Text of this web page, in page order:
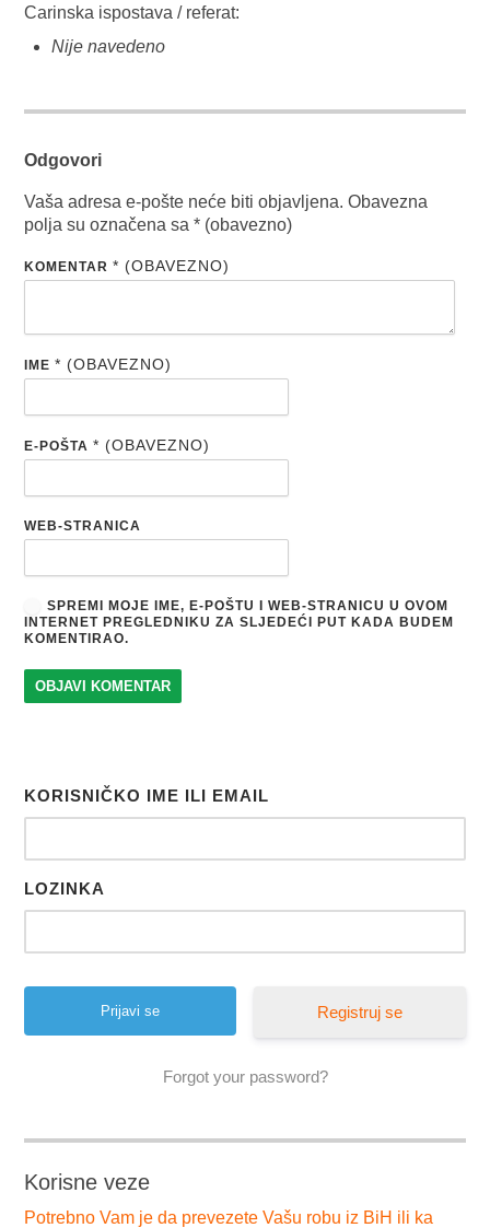
Carinska ispostava / referat:
Nije navedeno
Odgovori
Vaša adresa e-pošte neće biti objavljena. Obavezna
polja su označena sa* (obavezno)
KOMENTAR* (OBAVEZNO)
IME* (OBAVEZNO)
E-POŠTA* (OBAVEZNO)
WEB-STRANICA
SPREMI MOJE IME, E-POŠTU I WEB-STRANICU U OVOM
INTERNET PREGLEDNIKU ZA SLJEDEĆI PUT KADA BUDEM
KOMENTIRAO.
KORISNIČKO IME ILI EMAIL
LOZINKA
Registruj se
Forgot your password?
Korisne veze
Potrebno Vam je da prevezete Vašu robu iz BiH ili ka